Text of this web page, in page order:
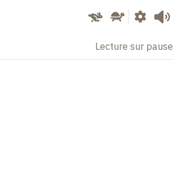
Lecture sur pause